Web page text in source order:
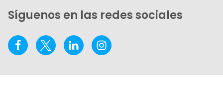
Síguenos en las redes sociales